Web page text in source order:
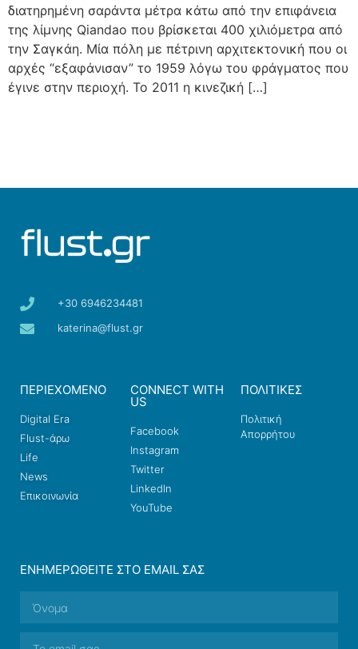
διατηρημένη σαράντα μέτρα κάτω από την επιφάνεια
της λίμνης Qiandao που βρίσκεται 400 χιλιόμετρα από
την Σαγκάη. Μία πόλη με πέτρινη αρχιτεκτονική που οι
αρχές “εξαφάνισαν” το 1959 λόγω του φράγματος που
έγινε στην περιοχή. Το 2011 η κινεζική […]
+30 6946234481
katerina@flust.gr
ΠΕΡΙΕΧΟΜΕΝΟ
Digital Era
Flust-άρω
Life
News
Επικοινωνία
CONNECT WITH
US
Facebook
Instagram
Twitter
LinkedIn
YouTube
ΠΟΛΙΤΙΚΕΣ
Πολιτική
Απορρήτου
ΕΝΗΜΕΡΩΘΕΊΤΕ ΣΤΟ EMAIL ΣΑΣ